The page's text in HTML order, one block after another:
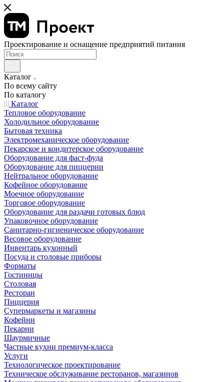
Проектирование и оснащение предприятий питания
Каталог
По всему сайту
По каталогу
Каталог
Тепловое оборудование
Холодильное оборудование
Бытовая техника
Электромеханическое оборудование
Пекарское и кондитерское оборудование
Оборудование для фаст-фуда
Оборудование для пиццерии
Нейтральное оборудование
Кофейное оборудование
Моечное оборудование
Торговое оборудование
Оборудование для раздачи готовых блюд
Упаковочное оборудование
Санитарно-гигиеническое оборудование
Весовое оборудование
Инвентарь кухонный
Посуда и столовые приборы
Форматы
Гостиницы
Столовая
Ресторан
Пиццерия
Супермаркеты и магазины
Кофейни
Пекарни
Шаурмичные
Частные кухни премиум-класса
Услуги
Технологическое проектирование
Техническое обслуживание ресторанов, магазинов